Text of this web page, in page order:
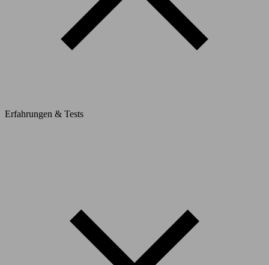
Erfahrungen & Tests